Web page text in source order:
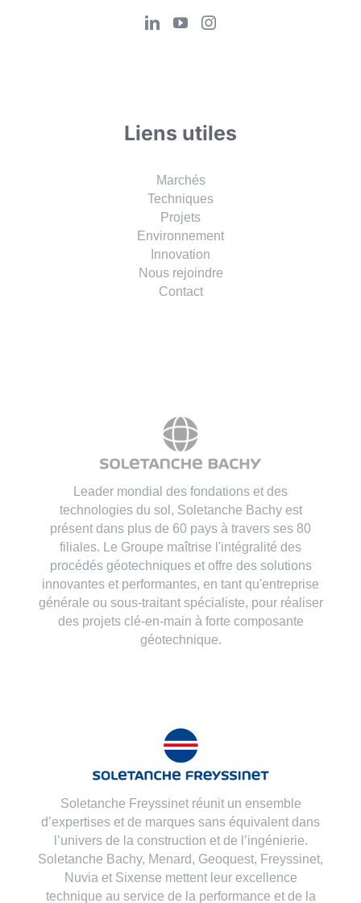
Liens utiles
Marchés
Techniques
Projets
Environnement
Innovation
Nous rejoindre
Contact
Leader mondial des fondations et des
technologies du sol, Soletanche Bachy est
présent dans plus de 60 pays à travers ses 80
filiales. Le Groupe maîtrise l'intégralité des
procédés géotechniques et offre des solutions
innovantes et performantes, en tant qu'entreprise
générale ou sous-traitant spécialiste, pour réaliser
des projets clé-en-main à forte composante
géotechnique.
Soletanche Freyssinet réunit un ensemble
d’expertises et de marques sans équivalent dans
l’univers de la construction et de l’ingénierie.
Soletanche Bachy, Menard, Geoquest, Freyssinet,
Nuvia et Sixense mettent leur excellence
technique au service de la performance et de la